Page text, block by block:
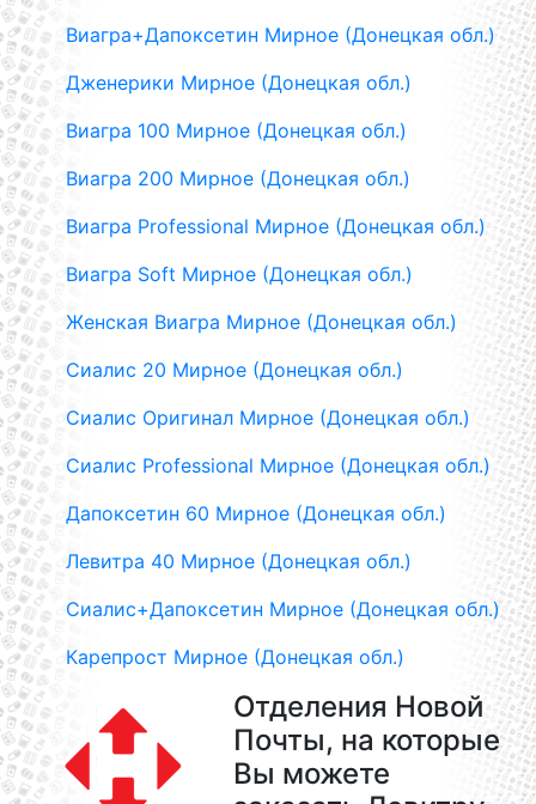
Виагра+Дапоксетин Мирное (Донецкая обл.)
Дженерики Мирное (Донецкая обл.)
Виагра 100 Мирное (Донецкая обл.)
Виагра 200 Мирное (Донецкая обл.)
Виагра Professional Мирное (Донецкая обл.)
Виагра Soft Мирное (Донецкая обл.)
Женская Виагра Мирное (Донецкая обл.)
Сиалис 20 Мирное (Донецкая обл.)
Сиалис Оригинал Мирное (Донецкая обл.)
Сиалис Professional Мирное (Донецкая обл.)
Дапоксетин 60 Мирное (Донецкая обл.)
Левитра 40 Мирное (Донецкая обл.)
Сиалис+Дапоксетин Мирное (Донецкая обл.)
Карепрост Мирное (Донецкая обл.)
Отделения Новой
Почты, на которые
Вы можете